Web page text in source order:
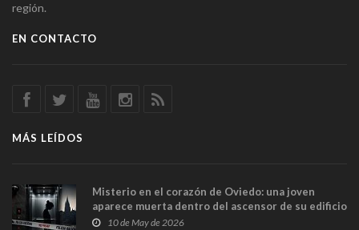
región.
EN CONTACTO
MÁS LEÍDOS
Misterio en el corazón de Oviedo: una joven
aparece muerta dentro del ascensor de su edificio
y las cámaras captan sus últimos minutos
10 de May de 2026